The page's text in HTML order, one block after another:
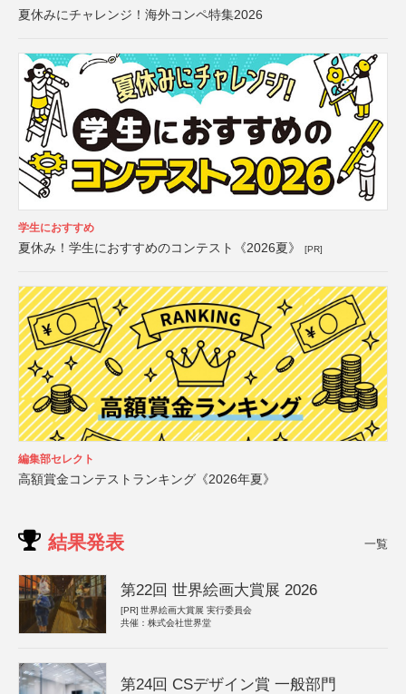
夏休みにチャレンジ！海外コンペ特集2026
学生におすすめ
夏休み！学生におすすめのコンテスト《2026夏》 [PR]
編集部セレクト
高額賞金コンテストランキング《2026年夏》
結果発表 一覧
第22回 世界絵画大賞展 2026
[PR] 世界絵画大賞展 実行委員会
共催：株式会社世界堂
第24回 CSデザイン賞 一般部門